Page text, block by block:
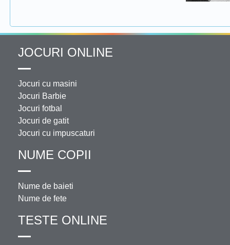
JOCURI ONLINE
Jocuri cu masini
Jocuri Barbie
Jocuri fotbal
Jocuri de gatit
Jocuri cu impuscaturi
NUME COPII
Nume de baieti
Nume de fete
TESTE ONLINE